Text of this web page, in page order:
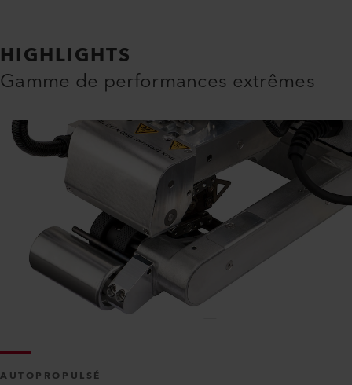
HIGHLIGHTS
Gamme de performances extrêmes
AUTOPROPULSÉ